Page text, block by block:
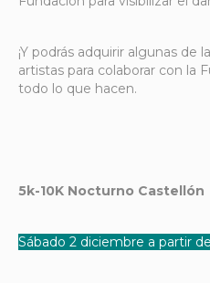
¡Y podrás adquirir algunas de
artistas para colaborar con la
todo lo que hacen.
5k-10K Nocturno Castellón
Sábado 2 diciembre a partir